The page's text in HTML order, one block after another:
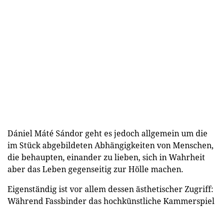
Dániel Máté Sándor geht es jedoch allgemein um die
im Stück abgebildeten Abhängigkeiten von Menschen,
die behaupten, einander zu lieben, sich in Wahrheit
aber das Leben gegenseitig zur Hölle machen.
Eigenständig ist vor allem dessen ästhetischer Zugriff:
Während Fassbinder das hochkünstliche Kammerspiel